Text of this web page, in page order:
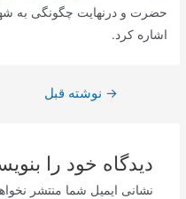
حضرت و درنهایت چگونگی به
اشاره کرد.
راهبری
→ نوشته قبل
دیدگاه‌ خود را
نشانی ایمیل شما منتشر